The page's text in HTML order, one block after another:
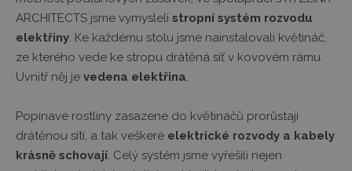
ARCHITECTS jsme vymysleli stropní systém rozvodu
elektřiny. Ke každému stolu jsme nainstalovali květináč,
ze kterého vede ke stropu drátěná síť v kovovém rámu.
Uvnitř něj je vedena elektřina.
Popínavé rostliny zasazené do květináčů prorůstají
drátěnou sítí, a tak veškeré elektrické rozvody a kabely
krásně schovají. Celý systém jsme vyřešili nejen